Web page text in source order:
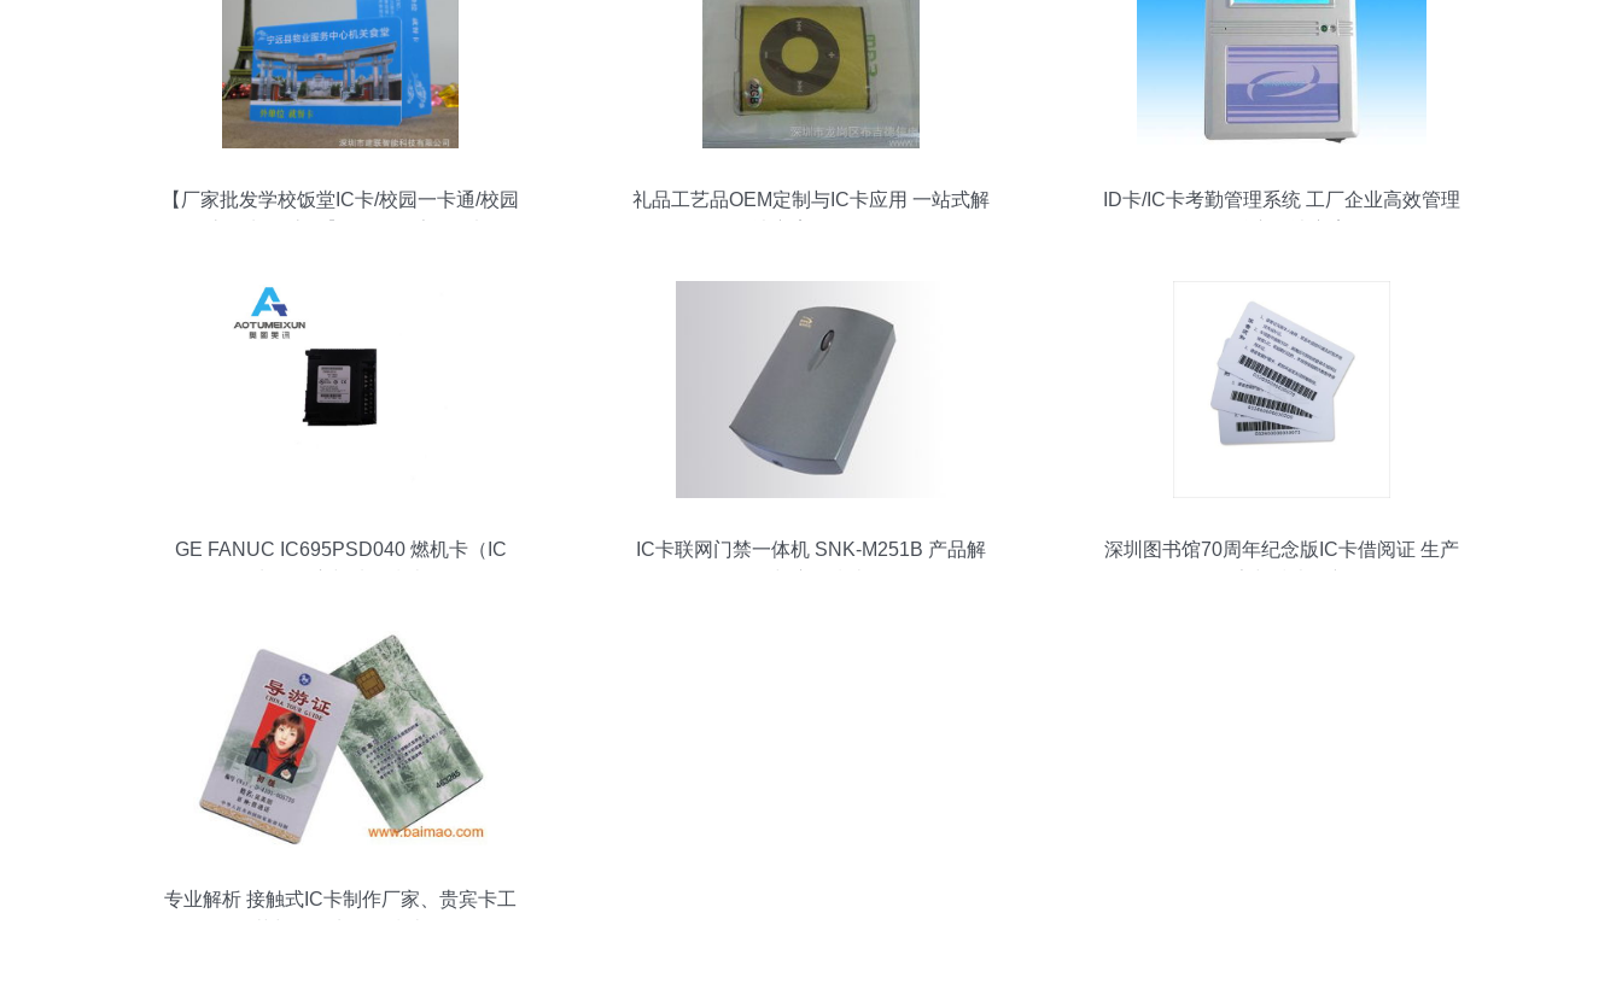
【厂家批发学校饭堂IC卡/校园一卡通/校园
礼品工艺品OEM定制与IC卡应用 一站式解
ID卡/IC卡考勤管理系统 工厂企业高效管理
GE FANUC IC695PSD040 燃机卡（IC
IC卡联网门禁一体机 SNK-M251B 产品解
深圳图书馆70周年纪念版IC卡借阅证 生产
专业解析 接触式IC卡制作厂家、贵宾卡工